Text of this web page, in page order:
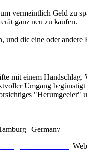
vermeintlich Geld zu
ganz neu zu kaufen.
und die eine oder andere
mit einem
Umgang
"Herumgeeier"
| Germany
| Web